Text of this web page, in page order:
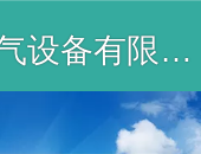
成都龙翔腾达电气设备有限公司